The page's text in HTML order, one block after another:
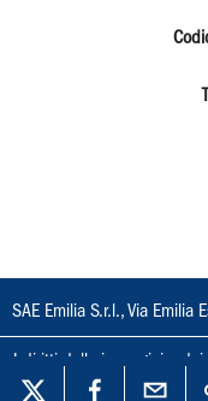
SAE Emilia S.r.l., Via
I diritti delle immagini e dei
loro riproduzione con